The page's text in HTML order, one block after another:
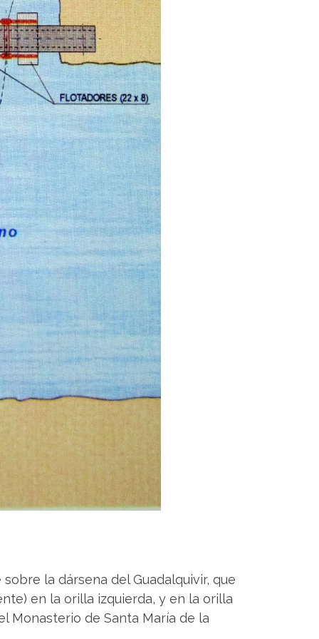
la dársena del Guadalquivir, que
en la orilla izquierda, y en la orilla
Monasterio de Santa María de la